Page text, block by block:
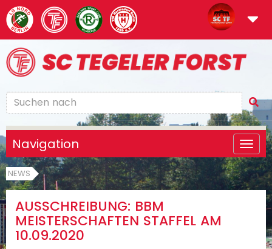
Navigation
NEWS
AUSSCHREIBUNG: BBM
MEISTERSCHAFTEN STAFFEL AM
10.09.2020